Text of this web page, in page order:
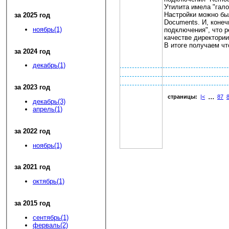
за 2025 год
ноябрь(1)
за 2024 год
декабрь(1)
за 2023 год
декабрь(3)
апрель(1)
за 2022 год
ноябрь(1)
за 2021 год
октябрь(1)
за 2015 год
сентябрь(1)
ферваль(2)
Утилита имела
Настройки можно
Documents. И,
подключения", что
качестве
В итоге получаем
страницы: |< ... 87